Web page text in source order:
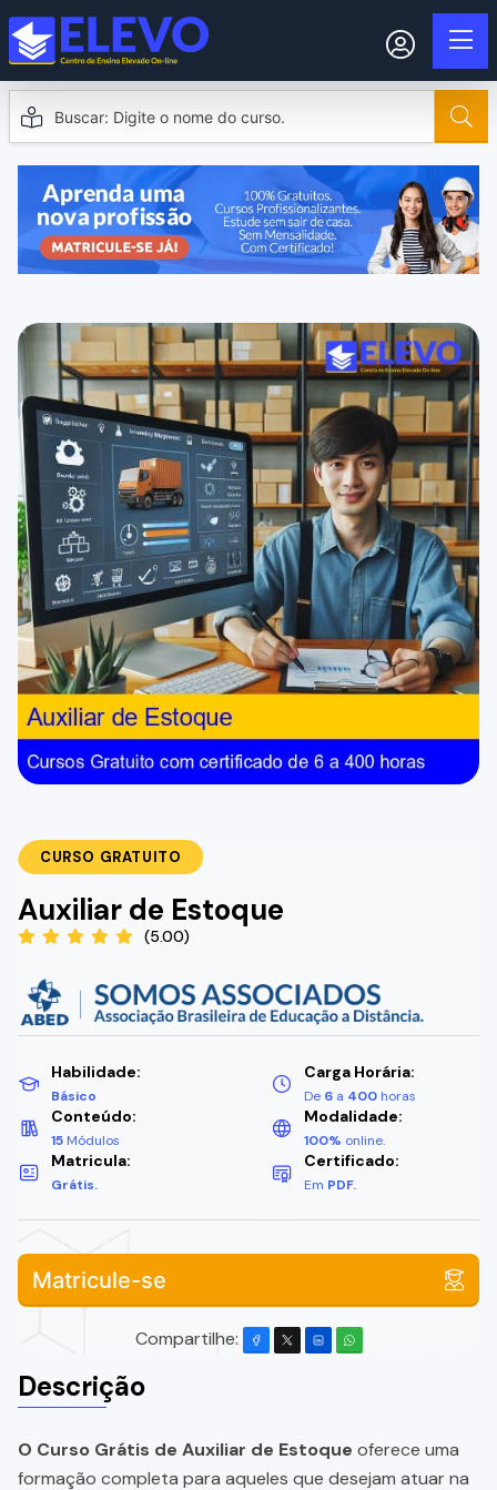
CURSO GRATUITO
Auxiliar de Estoque
(5.00)
Habilidade:
Básico
Carga Horária:
De 6 a 400 horas
Conteúdo:
15 Módulos
Modalidade:
100% online.
Matricula:
Grátis.
Certificado:
Em PDF.
Matricule-se
Compartilhe:
Descrição
O Curso Grátis de Auxiliar de Estoque oferece uma
formação completa para aqueles que desejam atuar na